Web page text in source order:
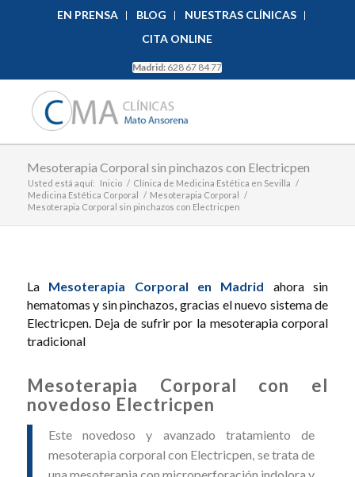
EN PRENSA BLOG
NUESTRAS CLÍNICAS
CITA ONLINE
Madrid: 628 67 84 77
Mesoterapia Corporal sin pinchazos con Electricpen
Usted está aquí: Inicio / Clínica de Medicina Estética en Sevilla /
Medicina Estética Corporal / Mesoterapia Corporal /
Mesoterapia Corporal sin pinchazos con Electricpen
La Mesoterapia Corporal en Madrid ahora sin
hematomas y sin pinchazos, gracias el nuevo sistema de
Electricpen. Deja de sufrir por la mesoterapia corporal
tradicional
Mesoterapia Corporal con el
novedoso Electricpen
Este novedoso y avanzado tratamiento de
mesoterapia corporal con Electricpen, se trata de